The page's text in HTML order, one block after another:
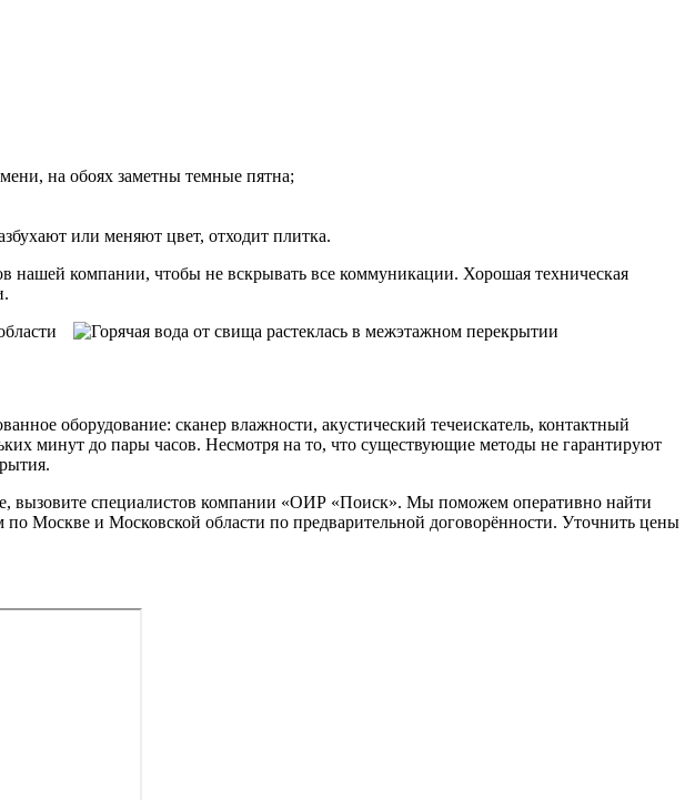
на обоях заметны темные пятна;
или меняют цвет, отходит плитка.
нашей компании, чтобы не вскрывать все коммуникации. Хорошая техническая
оборудование: сканер влажности, акустический течеискатель, контактный
минут до пары часов. Несмотря на то, что существующие методы не гарантируют
вызовите специалистов компании «ОИР «Поиск». Мы поможем оперативно найти
Москве и Московской области по предварительной договорённости. Уточнить цены